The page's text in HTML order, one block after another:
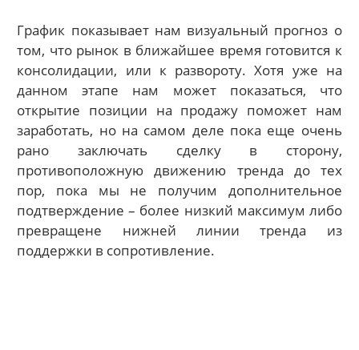
График показывает нам визуальный прогноз о
том, что рынок в ближайшее время готовится к
консолидации, или к развороту. Хотя уже на
данном этапе нам может показаться, что
открытие позиции на продажу поможет нам
заработать, но на самом деле пока еще очень
рано заключать сделку в сторону,
противоположную движению тренда до тех
пор, пока мы не получим дополнительное
подтверждение – более низкий максимум либо
превращене нижней линии тренда из
поддержки в сопротивление.